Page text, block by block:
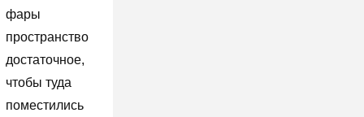
фары
пространство
достаточное,
чтобы туда
поместились